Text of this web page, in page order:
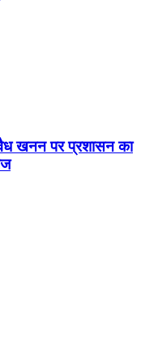
खनन पर प्रशासन का